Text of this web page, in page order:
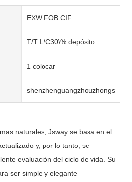
EXW FOB CIF
T/T L/C30\% depósito
1 colocar
shenzhenguangzhouzhongshan
naturales, Jsway se basa en el
y, por lo tanto, se
evaluación del ciclo de vida. Su
ser simple y elegante